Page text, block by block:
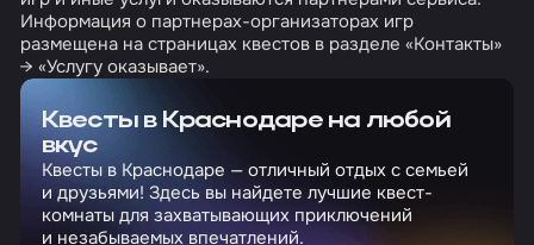
Информация о партнерах-организаторах игр
размещена на страницах квестов в разделе «Контакты»
→ «Услугу оказывает».
Квесты в Краснодаре на любой
вкус
Квесты в Краснодаре — отличный отдых с семьей
и друзьями! Здесь вы найдете лучшие квест-
комнаты для захватывающих приключений
и незабываемых впечатлений.